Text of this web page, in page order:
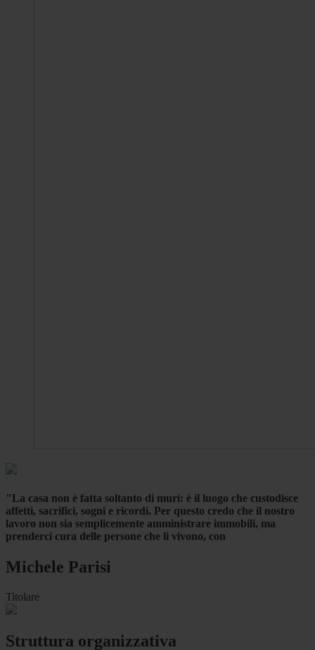
"La casa non è fatta soltanto di muri: è il luogo che custodisce
affetti, sacrifici, sogni e ricordi. Per questo credo che il nostro
lavoro non sia semplicemente amministrare immobili, ma
prenderci cura delle persone che li vivono, con
Michele Parisi
Titolare
Struttura organizzativa